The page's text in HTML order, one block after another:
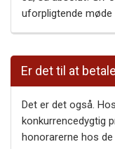
uforpligtende møde
Er det til at
Det er det også.
konkurrencedygtig
honorarerne hos